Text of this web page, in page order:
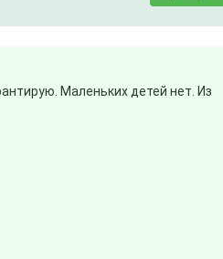
Маленьких детей нет. Из